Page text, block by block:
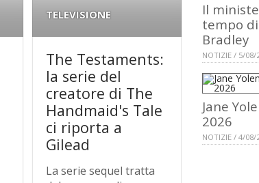
TELEVISIONE
The Testaments:
la serie del
creatore di The
Handmaid's Tale
ci riporta a
Gilead
La serie sequel tratta
Il
tempo
Bradley
NOTIZIE / 5/08/
Jane
2026
NOTIZIE / 4/08/